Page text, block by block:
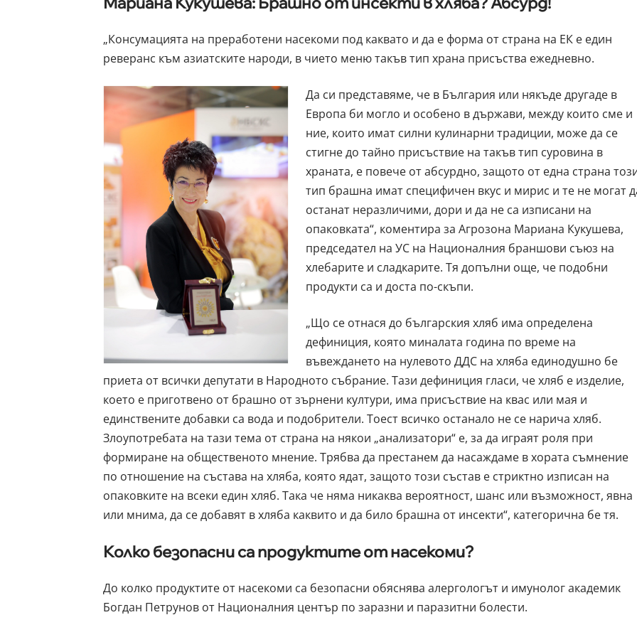
„Консумацията на преработени насекоми под каквато и да е форма от страна на ЕК е един
реверанс към азиатските народи, в чието меню такъв тип храна присъства ежедневно.
Да си представяме, че в България или някъде другаде в
Европа би могло и особено в държави, между които сме и
ние, които имат силни кулинарни традиции, може да се
стигне до тайно присъствие на такъв тип суровина в
храната, е повече от абсурдно, защото от една страна
тип брашна имат специфичен вкус и мирис и те не могат
останат неразличими, дори и да не са изписани на
опаковката“, коментира за Агрозона Мариана Кукушева,
председател на УС на Националния браншови съюз на
хлебарите и сладкарите. Тя допълни още, че подобни
продукти са и доста по-скъпи.
„Що се отнася до българския хляб има определена
дефиниция, която миналата година по време на
въвеждането на нулевото ДДС на хляба единодушно бе
приета от всички депутати в Народното събрание. Тази дефиниция гласи, че хляб е изделие,
което е приготвено от брашно от зърнени култури, има присъствие на квас или мая и
единствените добавки са вода и подобрители. Тоест всичко останало не се нарича хляб.
Злоупотребата на тази тема от страна на някои „анализатори“ е, за да играят роля при
формиране на общественото мнение. Трябва да престанем да насаждаме в хората съмнение
по отношение на състава на хляба, която ядат, защото този състав е стриктно изписан на
опаковките на всеки един хляб. Така че няма никаква вероятност, шанс или възможност, явна
или мнима, да се добавят в хляба каквито и да било брашна от инсекти“, категорична бе тя.
Колко безопасни са продуктите от насекоми?
До колко продуктите от насекоми са безопасни обяснява алергологът и имунолог академик
Богдан Петрунов от Националния център по заразни и паразитни болести.